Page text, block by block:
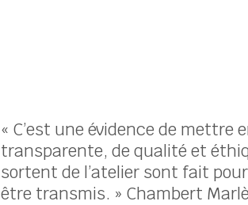
« C’est une évidence de mettre
transparente, de qualité et
sortent de l’atelier sont fait
être transmis. » Chambert